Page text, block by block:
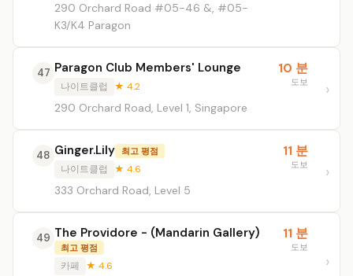
290 Orchard Road #05-46 &, #05-
K3/K4 Paragon
47 Paragon Club Members' Lounge
나이트클럽 ★ 4.2
290 Orchard Road, Level 1, Singapore
10 분
도보
48 Ginger.Lily 최고 평점
나이트클럽 ★ 4.6
333 Orchard Road, Level 5
11 분
도보
49 The Providore - (Mandarin Gallery)
최고 평점
카페 ★ 4.6
11 분
도보